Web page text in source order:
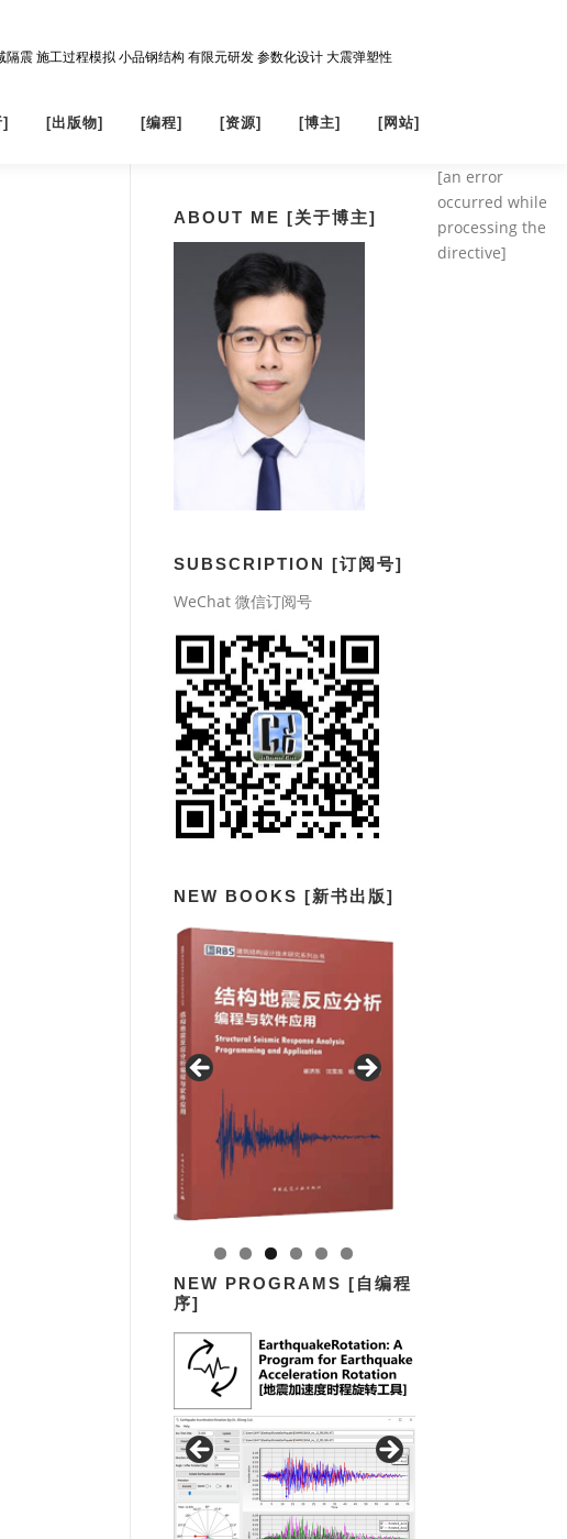
震 施工过程模拟 小品钢结构 有限元研发 参数化设计 大震弹塑性
[出版物] [编程] [资源] [博主] [网站]
ABOUT ME [关于博主]
SUBSCRIPTION [订阅号]
WeChat 微信订阅号
NEW BOOKS [新书出版]
NEW PROGRAMS [自编程
序]
[an error
occurred while
processing the
directive]